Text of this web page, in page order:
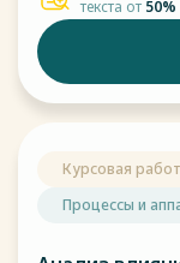
материалов, в
нерешенных
текста от 50%
Курсовая
Процессы и